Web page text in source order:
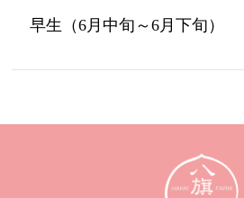
早生（6 月中旬～6月下旬）